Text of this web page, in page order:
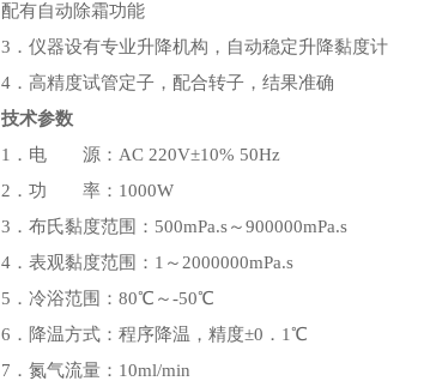
配有自动除霜功能
3．仪器设有专业升降机构，自动稳定升降黏度计
4．高精度试管定子，配合转子，结果准确
技术参数
1．电 源：AC 220V±10% 50Hz
2．功 率：1000W
3．布氏黏度范围：500mPa.s～900000mPa.s
4．表观黏度范围：1～2000000mPa.s
5．冷浴范围：80℃～-50℃
6．降温方式：程序降温，精度±0．1℃
7．氮气流量：10ml/min